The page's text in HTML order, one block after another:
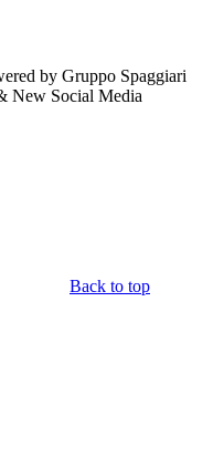
by Gruppo Spaggiari
New Social Media
Back to top